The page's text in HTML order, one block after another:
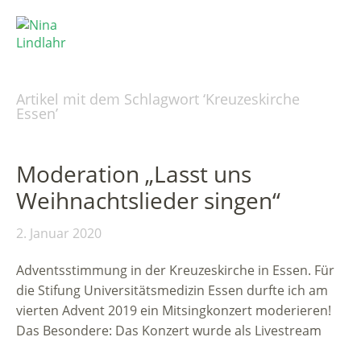
Artikel mit dem Schlagwort ‘Kreuzeskirche
Essen’
Moderation „Lasst uns
Weihnachtslieder singen“
2. Januar 2020
Adventsstimmung in der Kreuzeskirche in Essen. Für
die Stifung Universitätsmedizin Essen durfte ich am
vierten Advent 2019 ein Mitsingkonzert moderieren!
Das Besondere: Das Konzert wurde als Livestream